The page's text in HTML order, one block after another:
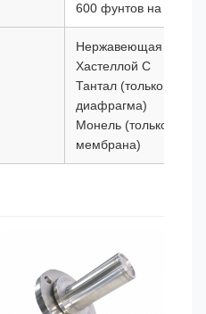
600 фунтов на
Нержавеющая сталь
Хастеллой С
Тантал (только
диафрагма)
Монель (только
мембрана)